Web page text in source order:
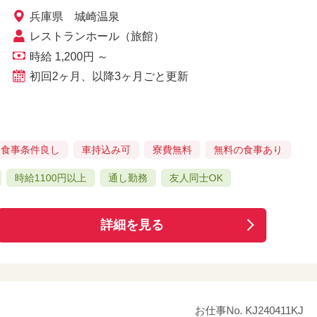
兵庫県 城崎温泉
レストランホール（旅館）
時給 1,200円 ～
初回2ヶ月、以降3ヶ月ごと更新
食事条件良し 車持込み可 寮費無料 無料の食事あり
時給1100円以上 通し勤務 友人同士OK
詳細を見る
お仕事No. KJ240411KJ